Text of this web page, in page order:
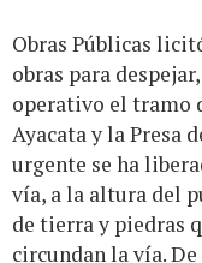
Obras Públicas
obras para
operativo el tramo
Ayacata y la Presa
urgente se ha
vía, a la altura del
de tierra y piedras
circundan la vía.